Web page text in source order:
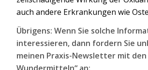
auch andere Erkrankungen wie
Übrigens: Wenn Sie solche
interessieren, dann fordern Sie
meinen Praxis-Newsletter mit den